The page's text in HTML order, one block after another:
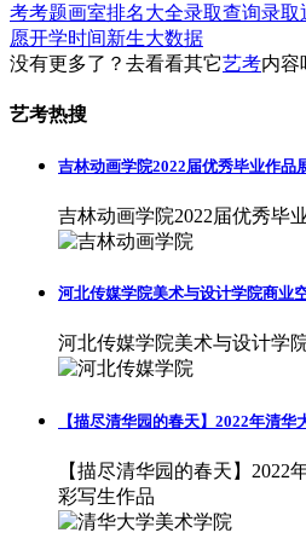
考考题画室排名大全录取查询录取
愿开学时间新生大数据
没有更多了？去看看其它艺考内容
艺考热搜
吉林动画学院2022届优秀毕业作品
吉林动画学院2022届优秀毕
河北传媒学院美术与设计学院商业
河北传媒学院美术与设计学
【描尽清华园的春天】2022年清
【描尽清华园的春天】
彩写生作品